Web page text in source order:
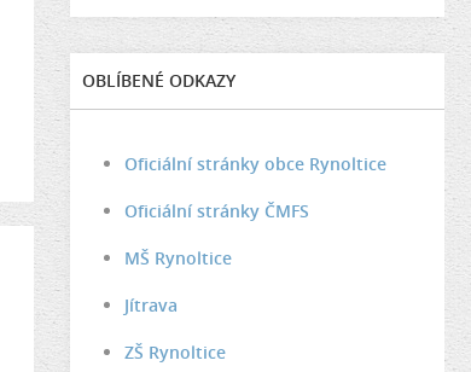
OBLÍBENÉ ODKAZY
Oficiální stránky obce Rynoltice
Oficiální stránky ČMFS
MŠ Rynoltice
Jítrava
ZŠ Rynoltice